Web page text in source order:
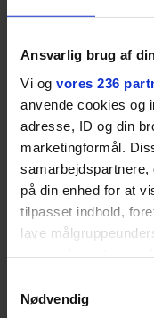
Ansvarlig brug af
Vi og vores 236
anvende cookies og
adresse, ID og din
marketingformål.
på din enhed for at
tilpasset indhold,
lave
tilbage eller ændre
Nødvendig
LIVSSTIL
Dua Lipa har
opdatereret sin
ikke overraskende –
ganske forudsigelig
Fra BOSS OPEN i
krydsfeltet mellem
livsstil.